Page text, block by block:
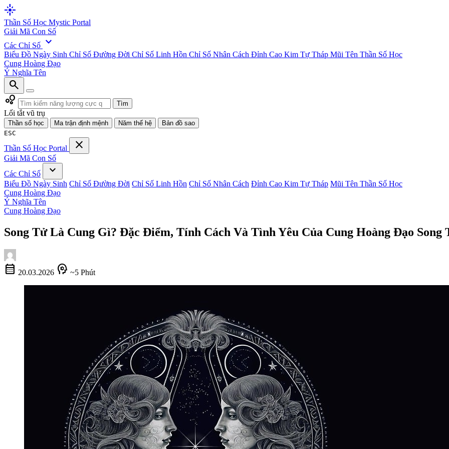
flare
Thần Số Học Mystic Portal
Giải Mã Con Số
Các Chỉ Số expand_more
Biểu Đồ Ngày Sinh Chỉ Số Đường Đời Chỉ Số Linh Hồn Chỉ Số Nhân Cách Đỉnh Cao Kim Tự Tháp Mũi Tên Thần Số Học
Cung Hoàng Đạo
Ý Nghĩa Tên
search
bubble_chart
Tìm
Lối tắt vũ trụ
Thần số học Ma trận định mệnh Năm thế hệ
Bản đồ sao
ESC
Thần Số Học Portal close
Giải Mã Con Số
Các Chỉ Số
expand_more
Biểu Đồ Ngày Sinh Chỉ Số Đường Đời Chỉ Số Linh Hồn Chỉ Số Nhân Cách Đỉnh Cao Kim Tự Tháp Mũi Tên Thần Số Học
Cung Hoàng Đạo
Ý Nghĩa Tên
Cung Hoàng Đạo
Song Tử Là Cung Gì? Đặc Điểm, Tính Cách Và Tình Yêu Của Cung Hoàng Đạo Song
calendar_month 20.03.2026 psychology ~5 Phút